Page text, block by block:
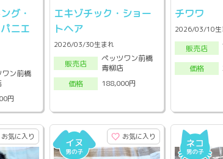
グ・
ニエ
ン前橋
円
エキゾチック・ショー
トヘア
2026/03/30生まれ
販売店
ペッツワン前橋
青柳店
価格
188,000円
チワワ
2026/03/10生
販売店
価格
お気に入り お気に入り